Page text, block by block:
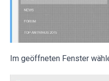
Im geöffneten Fenster